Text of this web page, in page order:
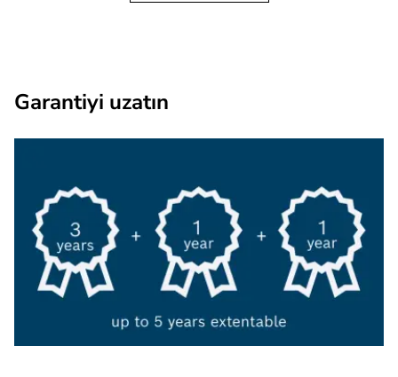
Garantiyi uzatın